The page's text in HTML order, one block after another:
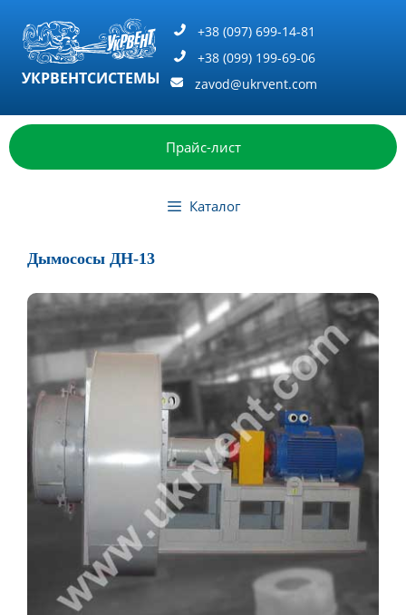
содержимому
УКРВЕНТСИСТЕМЫ
+38 (097) 699-14-81
+38 (099) 199-69-06
zavod@ukrvent.com
Прайс-лист
Каталог
Дымососы ДН-13